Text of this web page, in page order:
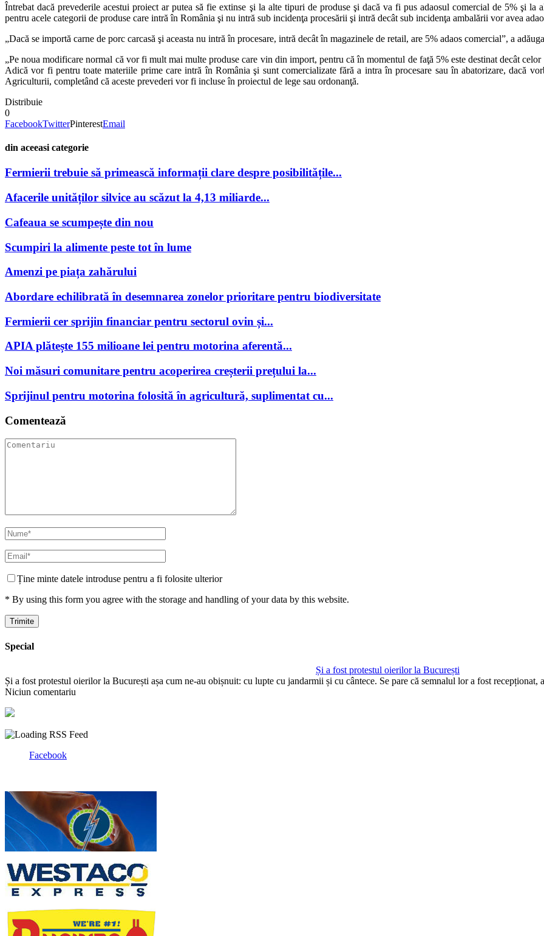
Întrebat dacă prevederile acestui proiect ar putea să fie extinse şi la alte tipuri de produse şi dacă va fi pus adaosul comercial de 5% şi
pentru acele categorii de produse care intră în România şi nu intră sub incidenţa procesării şi intră decât sub incidenţa ambalării vor avea
„Dacă se importă carne de porc carcasă şi aceasta nu intră în procesare, intră decât în magazinele de retail, are 5% adaos comercial”, a
„Pe noua modificare normal că vor fi mult mai multe produse care vin din import, pentru că în momentul de faţă 5% este destinat decât
Adică vor fi pentru toate materiile prime care intră în România şi sunt comercializate fără a intra în procesare sau în abatorizare, dacă
Agriculturii, completând că aceste prevederi vor fi incluse în proiectul de lege sau ordonanţă.
Distribuie
0
FacebookTwitterPinterestEmail
din aceeasi categorie
Fermierii trebuie să primească informații clare despre posibilitățile...
Afacerile unităților silvice au scăzut la 4,13 miliarde...
Cafeaua se scumpește din nou
Scumpiri la alimente peste tot în lume
Amenzi pe piața zahărului
Abordare echilibrată în desemnarea zonelor prioritare pentru biodiversitate
Fermierii cer sprijin financiar pentru sectorul ovin și...
APIA plătește 155 milioane lei pentru motorina aferentă...
Noi măsuri comunitare pentru acoperirea creșterii prețului la...
Sprijinul pentru motorina folosită în agricultură, suplimentat cu...
Comentează
Ține minte datele introduse pentru a fi folosite ulterior
* By using this form you agree with the storage and handling of your data by this website.
Special
Și a fost protestul oierilor la București
Și a fost protestul oierilor la București așa cum ne-au obișnuit: cu lupte cu jandarmii și cu cântece. Se pare că semnalul lor a fost recepționat,
Niciun comentariu
Facebook